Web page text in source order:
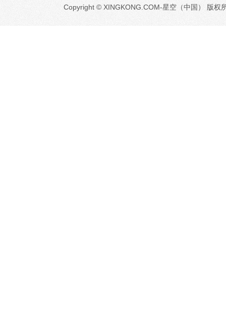
Copyright © XINGKONG.COM-星空（中国） 版权